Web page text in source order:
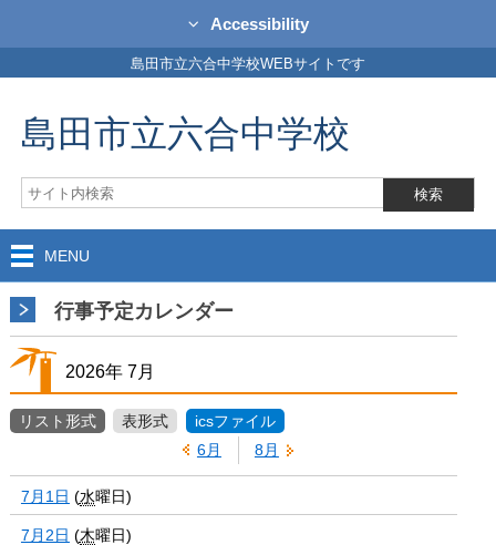
Accessibility
島田市立六合中学校WEBサイトです
島田市立六合中学校
MENU
行事予定カレンダー
2026年 7月
リスト形式 表形式
icsファイル
6月
8月
7月1日 (水曜日)
7月2日 (木曜日)